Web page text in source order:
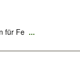
für Fe ...